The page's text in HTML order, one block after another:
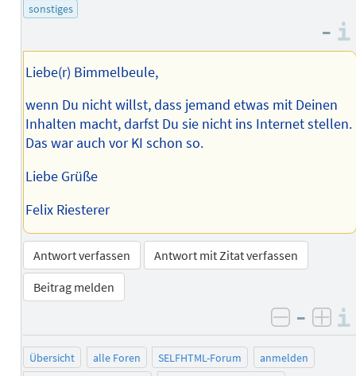
sonstiges
–
Liebe(r) Bimmelbeule,
wenn Du nicht willst, dass jemand etwas mit Deinen
Inhalten macht, darfst Du sie nicht ins Internet stellen.
Das war auch vor KI schon so.
Liebe Grüße
Felix Riesterer
Antwort verfassen
Antwort mit Zitat verfassen
Beitrag melden
negativ
–
Übersicht alle Foren SELFHTML-Forum
anmelden